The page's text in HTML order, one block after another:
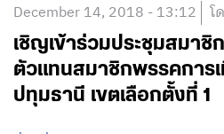
December 14, 2018 - 13:12 โ
เชิญเข้าร่วมประชุมสมา
ตัวแทนสมาชิกพรรคการ
ปทุมธานี เขตเลือกตั้งที่ 1